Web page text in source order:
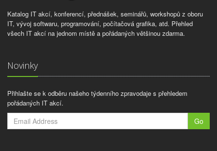
Katalog IT akcí, konferencí, přednášek, seminářů, workshopů z oboru
IT, vývoj softwaru, programování, počítačová grafika, atd. Přehled
všech IT akcí na jednom místě a pořádaných většinou zdarma.
Novinky
Přihlašte se k odběru našeho týdenního zpravodaje s přehledem
pořádaných IT akcí.
Go